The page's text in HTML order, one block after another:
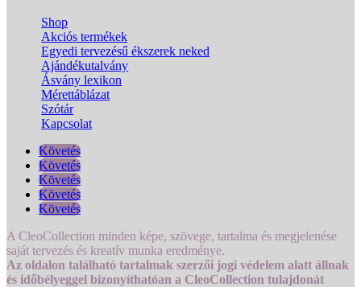
Shop
Akciós termékek
Egyedi tervezésű ékszerek neked
Ajándékutalvány
Ásvány lexikon
Mérettáblázat
Szótár
Kapcsolat
Követés
Követés
Követés
Követés
Követés
A CleoCollection minden képe, szövege, tartalma és megjelenése
saját tervezés és kreatív munka eredménye.
Az oldalon található tartalmak szerzői jogi védelem alatt állnak
és időbélyeggel bizonyíthatóan a CleoCollection tulajdonát